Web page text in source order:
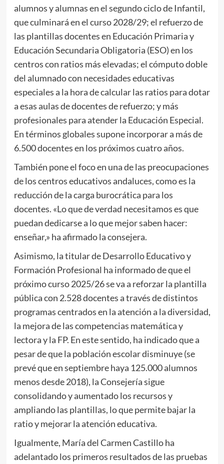
alumnos y alumnas en el segundo ciclo de Infantil,
que culminará en el curso 2028/29; el refuerzo de
las plantillas docentes en Educación Primaria y
Educación Secundaria Obligatoria (ESO) en los
centros con ratios más elevadas; el cómputo doble
del alumnado con necesidades educativas
especiales a la hora de calcular las ratios para dotar
a esas aulas de docentes de refuerzo; y más
profesionales para atender la Educación Especial.
En términos globales supone incorporar a más de
6.500 docentes en los próximos cuatro años.
También pone el foco en una de las preocupaciones
de los centros educativos andaluces, como es la
reducción de la carga burocrática para los
docentes. «Lo que de verdad necesitamos es que
puedan dedicarse a lo que mejor saben hacer:
enseñar,» ha afirmado la consejera.
Asimismo, la titular de Desarrollo Educativo y
Formación Profesional ha informado de que el
próximo curso 2025/26 se va a reforzar la plantilla
pública con 2.528 docentes a través de distintos
programas centrados en la atención a la diversidad,
la mejora de las competencias matemática y
lectora y la FP. En este sentido, ha indicado que a
pesar de que la población escolar disminuye (se
prevé que en septiembre haya 125.000 alumnos
menos desde 2018), la Consejería sigue
consolidando y aumentado los recursos y
ampliando las plantillas, lo que permite bajar la
ratio y mejorar la atención educativa.
Igualmente, María del Carmen Castillo ha
adelantado los primeros resultados de las pruebas